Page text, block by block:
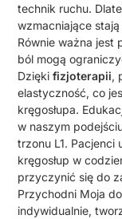
technik ruchu.
wzmacniające
Równie ważna jest
ból mogą
Dziękifizjoterapii,
elastyczność, co
kręgosłupa.
w naszym
trzonu L1. Pacjenci
kręgosłup w
przyczynić się do
Przychodni Moja
indywidualnie,